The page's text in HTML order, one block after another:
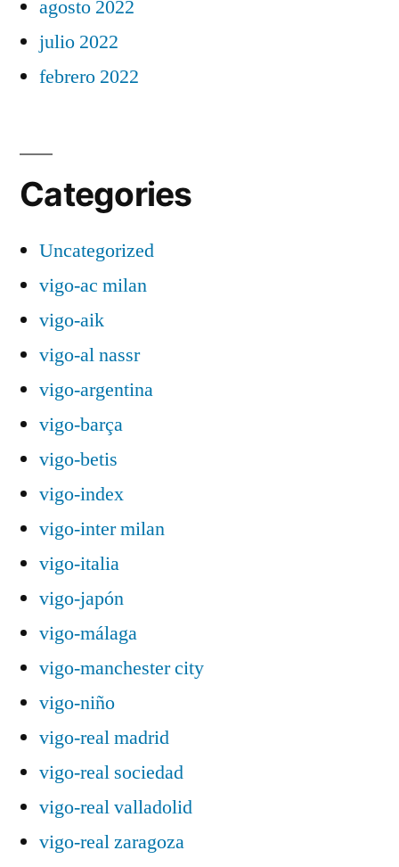
agosto 2022
julio 2022
febrero 2022
Categories
Uncategorized
vigo-ac milan
vigo-aik
vigo-al nassr
vigo-argentina
vigo-barça
vigo-betis
vigo-index
vigo-inter milan
vigo-italia
vigo-japón
vigo-málaga
vigo-manchester city
vigo-niño
vigo-real madrid
vigo-real sociedad
vigo-real valladolid
vigo-real zaragoza